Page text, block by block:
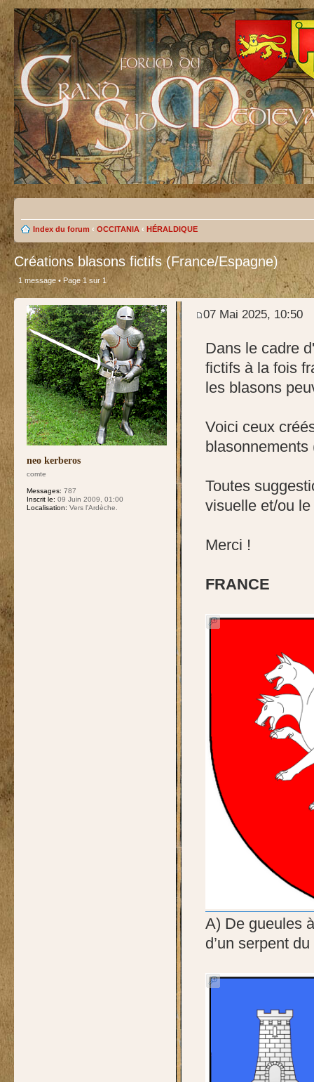
Index du forum ‹ OCCITANIA ‹ HÉRALDIQUE
Créations blasons fictifs (France/Espagne)
1 message • Page1 sur 1
neo kerberos
comte
Messages: 787
Inscrit le: 09 Juin 2009, 01:00
Localisation: Vers l'Ardèche.
07 Mai 2025, 10:50
Dans le cadre
fictifs à la fois
les blasons
Voici ceux
Toutes
visuelle et/ou
Merci !
FRANCE
A) De gueules
d’un serpent